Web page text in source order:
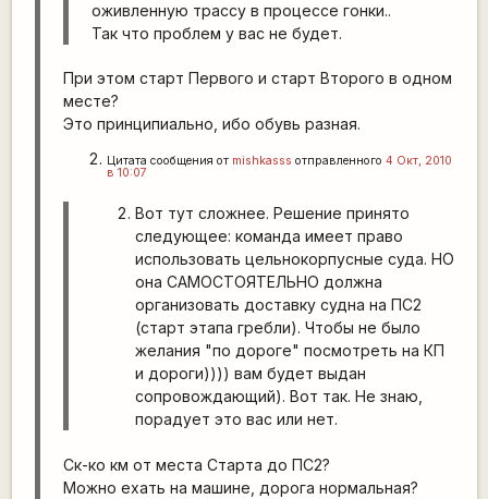
оживленную трассу в процессе гонки..
Так что проблем у вас не будет.
При этом старт Первого и старт Второго в одном
месте?
Это принципиально, ибо обувь разная.
Цитата сообщения от mishkasss отправленного 4 Окт, 2010
в 10:07
Вот тут сложнее. Решение принято
следующее: команда имеет право
использовать цельнокорпусные суда. НО
она САМОСТОЯТЕЛЬНО должна
организовать доставку судна на ПС2
(старт этапа гребли). Чтобы не было
желания "по дороге" посмотреть на КП
и дороги)))) вам будет выдан
сопровождающий). Вот так. Не знаю,
порадует это вас или нет.
Ск-ко км от места Старта до ПС2?
Можно ехать на машине, дорога нормальная?